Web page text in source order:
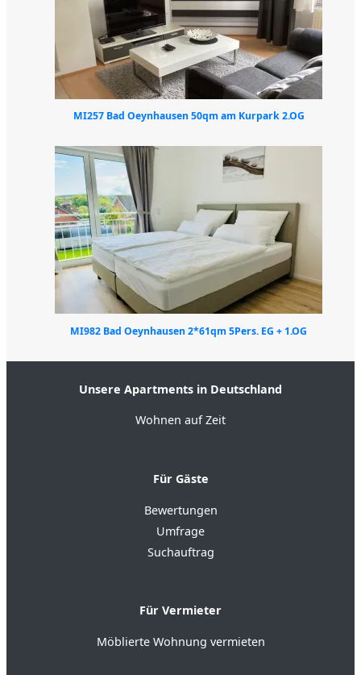
MI257 Bad Oeynhausen 50qm am Kurpark 2.OG
MI982 Bad Oeynhausen 2*61qm 5Pers. EG + 1.OG
Unsere Apartments in Deutschland
Wohnen auf Zeit
Für Gäste
Bewertungen
Umfrage
Suchauftrag
Für Vermieter
Möblierte Wohnung vermieten